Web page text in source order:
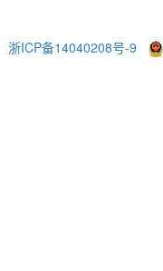
浙ICP备14040208号-9